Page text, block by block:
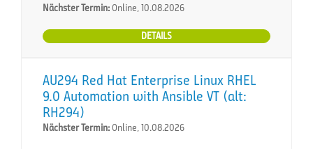
Nächster Termin:Online, 10.08.2026
DETAILS
AU294 Red Hat Enterprise Linux RHEL
9.0 Automation with Ansible VT (alt:
RH294)
Nächster Termin:Online, 10.08.2026